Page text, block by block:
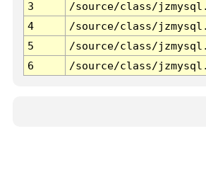
3
/source/class/
4
/source/class/
5
/source/class/
6
/source/class/